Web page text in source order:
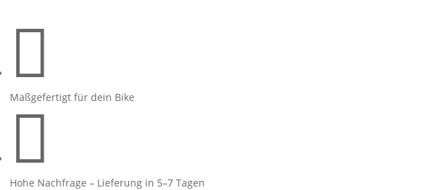
Menge
Maßgefertigt für dein Bike

Hohe Nachfrage – Lieferung in 5–7 Tagen